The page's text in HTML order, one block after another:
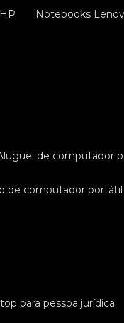
Notebooks
aluguel de computador
de computador portátil
para pessoa jurídica